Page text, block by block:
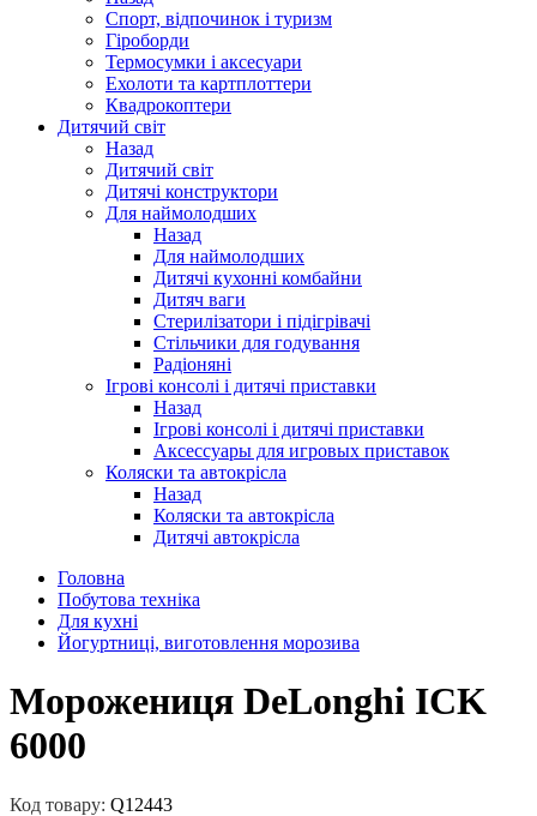
Спорт, відпочинок і туризм
Гіроборди
Термосумки і аксесуари
Ехолоти та картплоттери
Квадрокоптери
Дитячий світ
Назад
Дитячий світ
Дитячі конструктори
Для наймолодших
Назад
Для наймолодших
Дитячі кухонні комбайни
Дитяч ваги
Стерилізатори і підігрівачі
Стільчики для годування
Радіоняні
Ігрові консолі і дитячі приставки
Назад
Ігрові консолі і дитячі приставки
Аксессуары для игровых приставок
Коляски та автокрісла
Назад
Коляски та автокрісла
Дитячі автокрісла
Головна
Побутова техніка
Для кухні
Йогуртниці, виготовлення морозива
Морожениця DeLonghi ICK
6000
Код товару: Q12443